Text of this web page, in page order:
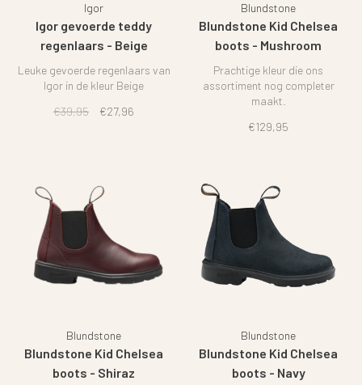
Igor
Igor gevoerde teddy
regenlaars - Beige
Leuke gevoerde regenlaars van
Igor in de kleur Beige
€39,95
€27,96
Blundstone
Blundstone Kid Chelsea
boots - Mushroom
Prachtige kleur die ons
assortiment nog completer
maakt.
€129,95
Blundstone
Blundstone Kid Chelsea
boots - Shiraz
Blundstone
Blundstone Kid Chelsea
boots - Navy